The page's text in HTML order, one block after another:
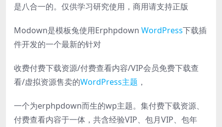
是八合一的。仅供学习研究使用，商用请支持正版
Modown是模板兔使用Erphpdown WordPress下载插
件开发的一个最新的针对
收费付费下载资源/付费查看内容/VIP会员免费下载查
看/虚拟资源售卖的WordPress主题 ，
一个为erphpdown而生的wp主题。集付费下载资源、
付费查看内容于一体，共含经验VIP、包月VIP、包年